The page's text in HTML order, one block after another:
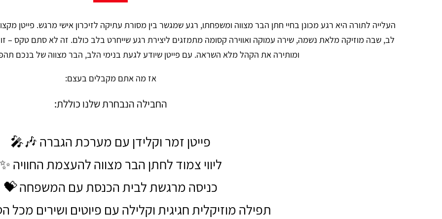
העלייה לתורה היא רגע מכונן בחיי חתן הבר מצווה ומשפחתו, רגע שמגשר בין מסורת עתיקה לזיכרון אישי מרגש. פייטן
לב, שבה מוזיקה מלאת נשמה, שירה עמוקה ואווירה קסומה מתמזגים ליצירת רגע שייחרט בלב כולם. זה לא סתם טקס –
ומותירה את הקהל מלא השראה. עם פייטן שיודע לגעת בנימי הלב, הבר מצווה של בנכם
אז מה אתם מקבלים בעצם:
החבילה הנבחרת שלנו כוללת:
פייטן זמר וקלידן עם מערכת הגברה 🎶🎤
ליווי צמוד לחתן הבר מצווה להעצמת החוויה ✨
כניסה מרגשת לבית הכנסת עם המשפחה 💝
תפילה מוזיקלית חגיגית וקלילה עם פיוטים ושירים מכל